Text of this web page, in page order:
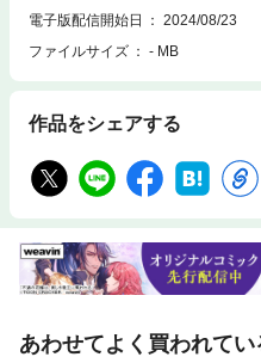
ませんので、タブレットサイズの
列のハイライトや検索、辞書の参
電子版配信開始日
2024/08/23
ファイルサイズ
- MB
作品をシェアする
あわせてよく買われてい